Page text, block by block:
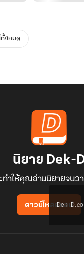
ทั้งหมด
นิยาย Dek-D
ทำให้คุณอ่านนิยายจนว
ดาวน์โหลดแอป
Dek-